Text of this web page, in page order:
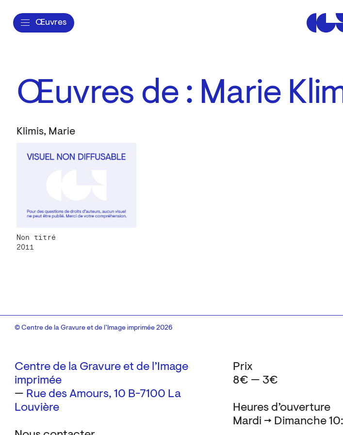
Œuvres Centre
Œuvres de : Marie
Klimis, Marie
Non titré
2011
Centre de la Gravure et de l’Image
imprimée
— Rue des Amours, 10 B-7100 La
Louvière
Heures d’ouverture
Mardi → Dimanche
Prix
8€ — 3€
© Centre de la Gravure et de l’Image imprimée 2026